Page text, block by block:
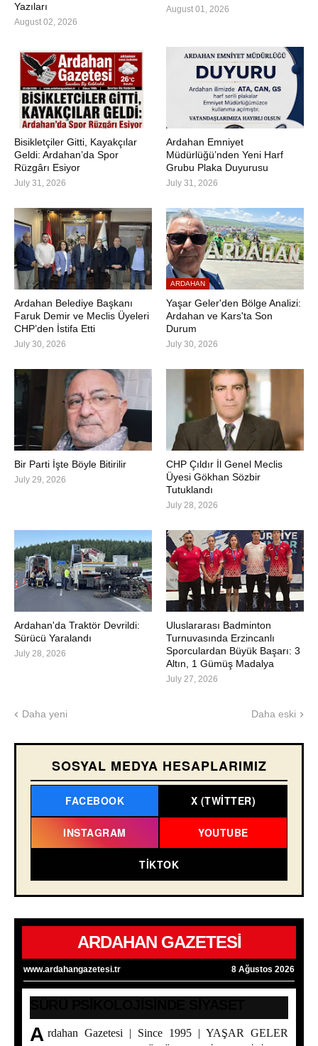
Yazıları
August 02, 2026
August 01, 2026
Bisikletçiler Gitti, Kayakçılar
Geldi: Ardahan’da Spor
Rüzgârı Esiyor
July 31, 2026
Ardahan Emniyet
Müdürlüğü’nden Yeni Harf
Grubu Plaka Duyurusu
July 31, 2026
Ardahan Belediye Başkanı
Faruk Demir ve Meclis Üyeleri
CHP’den İstifa Etti
July 30, 2026
ARDAHAN
Yaşar Geler'den Bölge Analizi:
Ardahan ve Kars'ta Son
Durum
July 30, 2026
Bir Parti İşte Böyle Bitirilir
July 29, 2026
CHP Çıldır İl Genel Meclis
Üyesi Gökhan Sözbir
Tutuklandı
July 28, 2026
Ardahan'da Traktör Devrildi:
Sürücü Yaralandı
July 28, 2026
Uluslararası Badminton
Turnuvasında Erzincanlı
Sporculardan Büyük Başarı: 3
Altın, 1 Gümüş Madalya
July 27, 2026
Daha yeni Daha eski
SOSYAL MEDYA HESAPLARIMIZ
FACEBOOK X (TWITTER)
INSTAGRAM YOUTUBE
TIKTOK
ARDAHAN GAZETESİ
www.ardahangazetesi.tr 8 Ağustos 2026
A rdahan Gazetesi | Since 1995 | YAŞAR GELER